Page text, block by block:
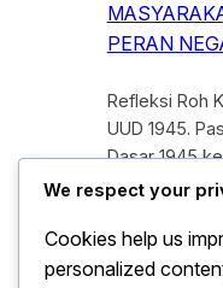
PERAN
Refleksi Roh
UUD 1945.
Dasar 1945
fondasi
keadilan
ekonomi
We respect your
Cookies help us
personalized